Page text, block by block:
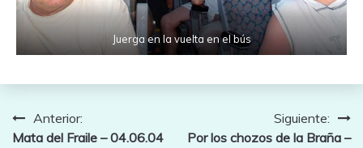
Juerga en la vuelta en el bús
Navegación
Anterior:
Mata del Fraile – 04.06.04
Siguiente:
Por los chozos de la Braña –